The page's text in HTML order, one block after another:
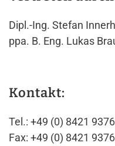
Dipl.-Ing. Stefan
ppa. B. Eng. Lukas
Kontakt:
Tel.: +49 (0) 8421
Fax: +49 (0) 8421